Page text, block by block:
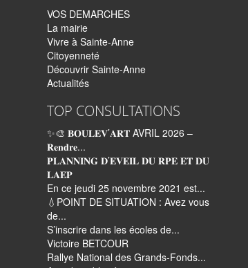
VOS DEMARCHES
La mairie
Vivre à Sainte-Anne
Citoyenneté
Découvrir Sainte-Anne
Actualités
TOP CONSULTATIONS
✨🎨 𝐁𝐎𝐔𝐋𝐄𝐕’𝐀𝐑𝐓 AVRIL 2026 –
𝐑𝐞𝐧𝐝𝐫𝐞...
𝐏𝐋𝐀𝐍𝐍𝐈𝐍𝐆 𝐃’𝐄𝐕𝐄𝐈𝐋 𝐃𝐔 𝐑𝐏𝐄 𝐄𝐓 𝐃𝐔
𝐋𝐀𝐄𝐏
En ce jeudi 25 novembre 2021 est...
💧POINT DE SITUATION : Avez vous
de...
S’inscrire dans les écoles de...
Victoire BETCOUR
Rallye National des Grands-Fonds...